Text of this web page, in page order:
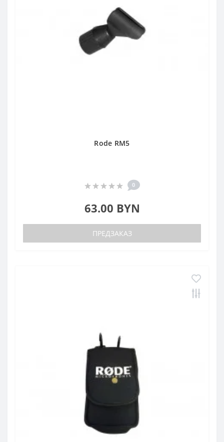
Rode RM5
0
63.00 BYN
ПРЕДЗАКАЗ